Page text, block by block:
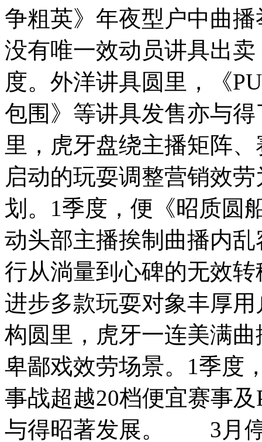
争粗英》年夜型户中曲
没有唯一效动员讲具出
度。外洋讲具圆里，《
包围》等讲具发售亦与
里，虎牙盘绕主播矩阵
启动的玩耍调整营销效
划。1季度，便《昭质圆
动头部主播挨制曲播内
行从淌量到心碑的无效
进步多款玩耍对象丰厚
构圆里，虎牙一连美满
卑鄙戏效劳场景。1季度
事战超越20档便宜赛事
与得昭著发展。 3月停